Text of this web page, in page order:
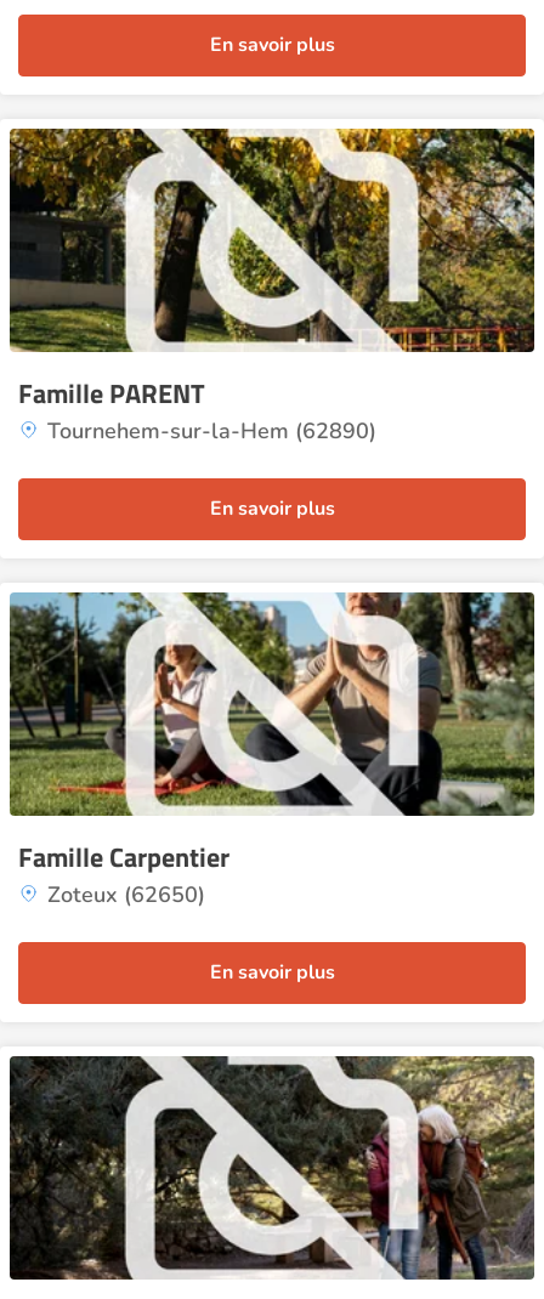
En savoir plus
Famille PARENT
Tournehem-sur-la-Hem (62890)
En savoir plus
Famille Carpentier
Zoteux (62650)
En savoir plus